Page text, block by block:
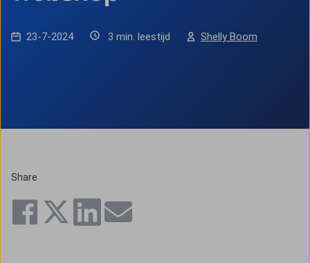
23-7-2024 3 min. leestijd Shelly Boom
Share